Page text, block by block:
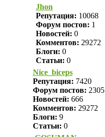
Jhon
Репутация: 10068
Форум постов: 1
Новостей: 0
Комментов: 29272
Блоги: 0
Статьи: 0
Nice_biceps
Репутация: 7420
Форум постов: 2305
Новостей: 666
Комментов: 29272
Блоги: 9
Статьи: 0